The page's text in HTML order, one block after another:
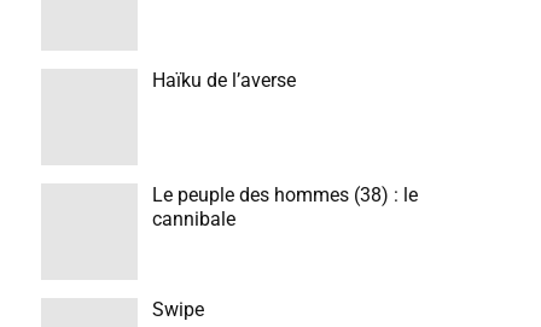
Haïku de l’averse
Le peuple des hommes (38) : le
cannibale
Swipe